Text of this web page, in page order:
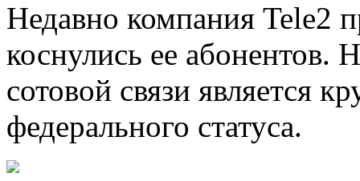
Недавно компания Tele2
коснулись ее абонентов.
сотовой связи является
федерального статуса.